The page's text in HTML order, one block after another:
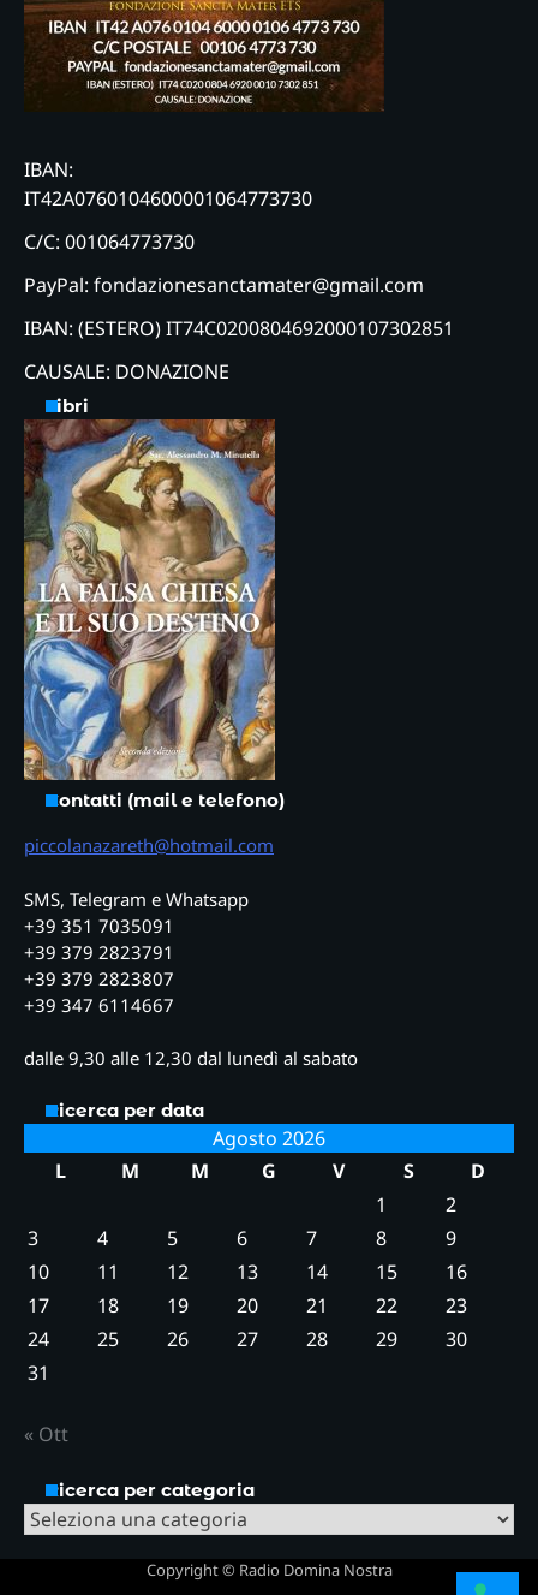
IBAN:
IT42A0760104600001064773730
C/C: 001064773730
PayPal: fondazionesanctamater@gmail.com
IBAN: (ESTERO) IT74C0200804692000107302851
CAUSALE: DONAZIONE
Libri
Contatti (mail e telefono)
piccolanazareth@hotmail.com
SMS, Telegram e Whatsapp
+39 351 7035091
+39 379 2823791
+39 379 2823807
+39 347 6114667
dalle 9,30 alle 12,30 dal lunedì al sabato
Ricerca per data
Agosto 2026
L
M M G V S
D
1
2
3
4 5 6 7 8
9
10
11 12 13 14 15
16
17
18 19 20 21 22
23
24
25 26 27 28 29
30
31
« Ott
Ricerca per categoria
Ricerca
Copyright © Radio Domina Nostra